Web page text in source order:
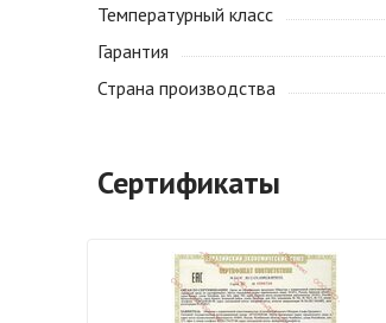
Температурный класс
Гарантия
Страна производства
Сертификаты